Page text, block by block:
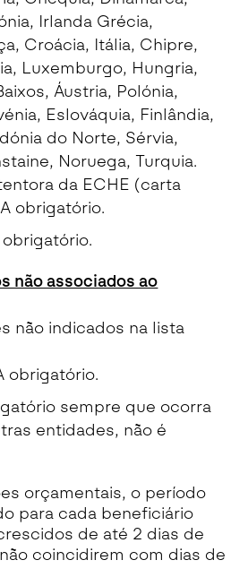
Irlanda Grécia,
Croácia, Itália, Chipre,
Luxemburgo, Hungria,
Áustria, Polónia,
Eslováquia, Finlândia,
do Norte, Sérvia,
Noruega, Turquia.
da ECHE (carta
obrigatório.
obrigatório.
não associados ao
não indicados na lista
obrigatório.
sempre que ocorra
entidades, não é
orçamentais, o período
para cada beneficiário
de até 2 dias de
coincidirem com dias de